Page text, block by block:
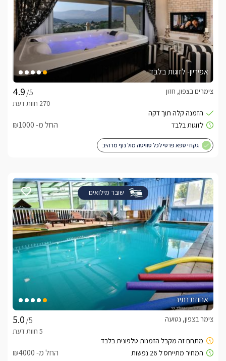
אפיריון- לזוגות בלבד
/5
צימרים בצפון, חזון
החל מ- ₪1000
גקוזי ספא פרטי לכל סוויטה מול נוף מרהיב
שובר מילואים
אחוזת נתיב
/5
צימר בצפון, נטועה
החל מ- ₪4000